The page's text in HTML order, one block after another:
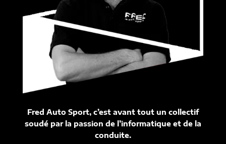
Fred Auto Sport, c’est avant tout un collectif
soudé par la passion de l’informatique et de la
conduite.